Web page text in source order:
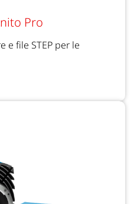
Pro
e file STEP per le